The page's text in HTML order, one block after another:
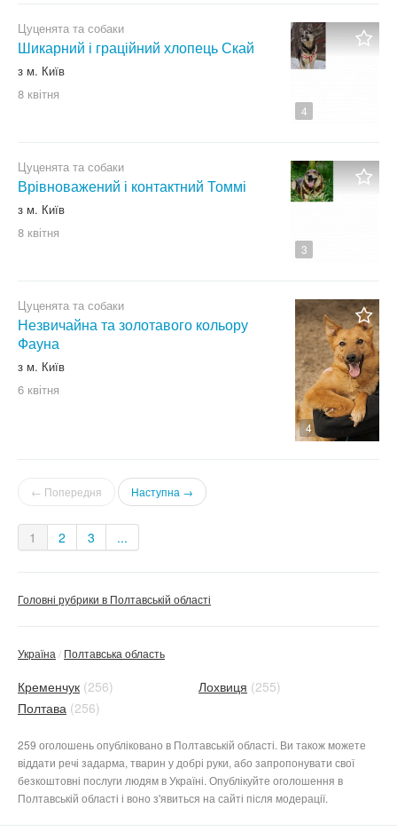
4
Цуценята та собаки
Шикарний і граційний хлопець Скай
з м. Київ
8 квітня
3
Цуценята та собаки
Врівноважений і контактний Томмі
з м. Київ
8 квітня
4
Цуценята та собаки
Незвичайна та золотавого кольору
Фауна
з м. Київ
6 квітня
← Попередня Наступна →
1 2 3 ...
Головні рубрики в Полтавській області
Україна Полтавська область
Кременчук (256) Лохвиця (255)
Полтава (256)
259 оголошень опубліковано в Полтавській області. Ви також можете
віддати речі задарма, тварин у добрі руки, або запропонувати свої
безкоштовні послуги людям в Україні. Опублікуйте оголошення в
Полтавській області і воно з'явиться на сайті після модерації.